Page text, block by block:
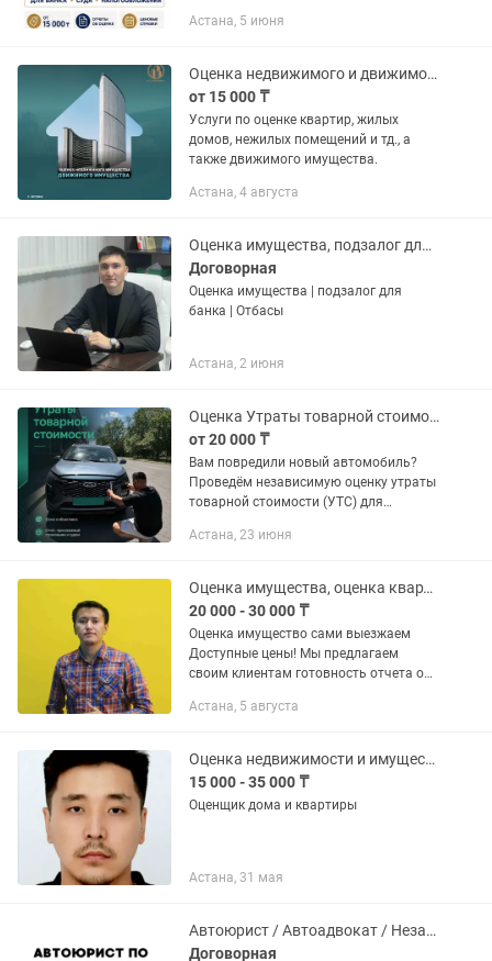
иных целей. Также выполняем оценку
Астана, 5 июня
Оценка недвижимого и движимого имущества
от 15 000 ₸
Услуги по оценке квартир, жилых
домов, нежилых помещений и тд., а
также движимого имущества.
Астана, 4 августа
Оценка имущества, подзалог для банка, Отбасы
Договорная
Оценка имущества | подзалог для
банка | Отбасы
Астана, 2 июня
Оценка Утраты товарной стоимости после ДТП
от 20 000 ₸
Вам повредили новый автомобиль?
Проведём независимую оценку утраты
товарной стоимости (УТС) для
новых авто не старше 5 лет.
Астана, 23 июня
Оценка имущества, оценка квартир, оценка дома, оценка Недвижимости
20 000 - 30 000 ₸
Оценка имущество сами выезжаем
Доступные цены! Мы предлагаем
своим клиентам готовность отчета об
часа в срочных случаях. Успеем точно
Астана, 5 августа
Оценка недвижимости и имущества
15 000 - 35 000 ₸
Оценщик дома и квартиры
Астана, 31 мая
Автоюрист / Автоадвокат / Независимая оценка
Договорная